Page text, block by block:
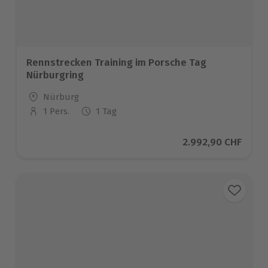
Rennstrecken Training im Porsche Tag
Nürburgring
Standort
Nürburg
Anzahl der Teilnehmer
1 Pers. 1 Tag
Aktueller Preis
2.992,90 CHF